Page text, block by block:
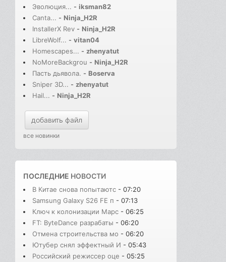
Эволюция... - iksman82
Canta... - Ninja_H2R
InstallerX Rev - Ninja_H2R
LibreWolf... - vitan04
Homescapes... - zhenyatut
NoMoreBackgrou - Ninja_H2R
Пасть дьявола. - Boserva
Sniper 3D... - zhenyatut
Hail... - Ninja_H2R
добавить файл
все новинки
ПОСЛЕДНИЕ НОВОСТИ
В Китае снова попытаютс - 07:20
Samsung Galaxy S26 FE п - 07:13
Ключ к колонизации Марс - 06:25
FT: ByteDance разрабаты - 06:20
Отмена строительства мо - 06:20
Ютубер снял эффектный И - 05:43
Российский режиссер оце - 05:25